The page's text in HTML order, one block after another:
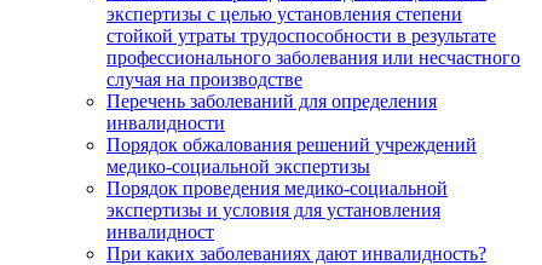
экспертизы с целью установления степени
стойкой утраты трудоспособности в результате
профессионального заболевания или несчастного
случая на производстве
Перечень заболеваний для определения
инвалидности
Порядок обжалования решений учреждений
медико-социальной экспертизы
Порядок проведения медико-социальной
экспертизы и условия для установления
инвалидност
При каких заболеваниях дают инвалидность?